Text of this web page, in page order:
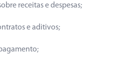
receitas e despesas;
e aditivos;